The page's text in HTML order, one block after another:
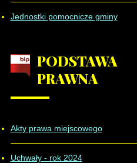
Jednostki pomocnicze gminy
PODSTAWA
PRAWNA
Akty prawa miejscowego
Uchwały - rok 2024